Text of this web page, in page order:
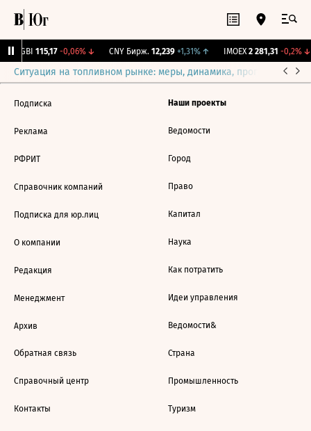
RGBI 115,17 -0,06%↓ CNY Бирж. 12,239 +1,31%↑ IMOEX 2 281,31 -0,2%↓
Ситуация на топливном рынке: меры, динамика, прогнозы
Подписка
Реклама
РФРИТ
Справочник компаний
Подписка для юр.лиц
О компании
Редакция
Менеджмент
Архив
Обратная связь
Справочный центр
Контакты
Наши проекты
Ведомости
Город
Право
Капитал
Наука
Как потратить
Идеи управления
Ведомости&
Страна
Промышленность
Туризм